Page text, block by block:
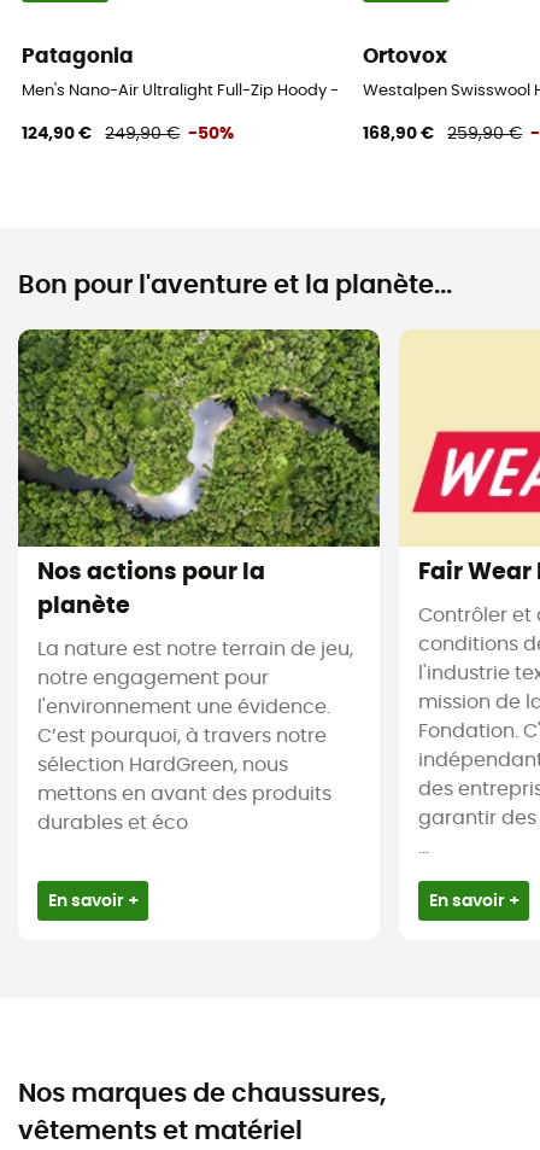
Patagonia
Men's Nano-Air Ultralight Full-Zip Hoody - Veste softshell homme
124,90 € 249,90 € -50%
Ortovox
Westalpen Swisswool
168,90 € 259,90 € -
Bon pour l'aventure et la planète...
Nos actions pour la
planète
La nature est notre terrain de jeu,
notre engagement pour
l'environnement une évidence.
C’est pourquoi, à travers notre
sélection HardGreen, nous
mettons en avant des produits
durables et éco
En savoir +
Fair
Contrôler et
conditions
l'industrie
mission de
Fondation.
des
garantir
...
En savoir +
Nos marques de chaussures,
vêtements et matériel